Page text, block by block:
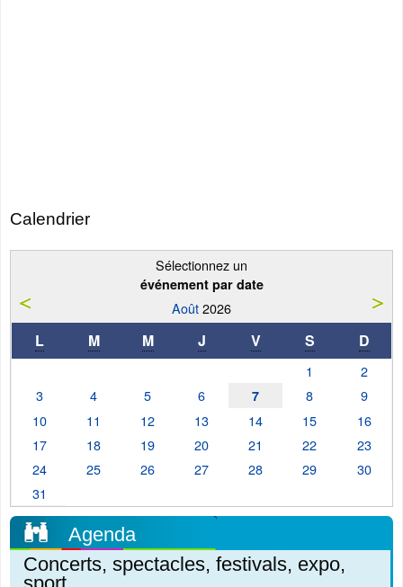
Calendrier
Sélectionnez un
événement par date
Août2026
L M M J V S D
1
2
3
4 5 6 7 8
9
10
11 12 13 14 15
16
17
18 19 20 21 22
23
24
25 26 27 28 29
30
31
Agenda
Concerts, spectacles, festivals, expo,